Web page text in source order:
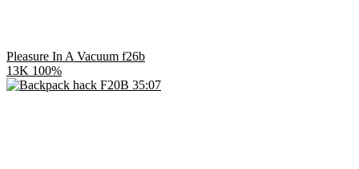
Pleasure In A Vacuum f26b
13K 100%
35:07